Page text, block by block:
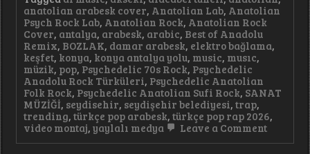
anatolian arabesk cover, Anatolian Lab, Anatolian
Psych Rock Lab, Anatolian Rock, Anatolian Rock
Cover, antalya, arabesk, arabic, Best of Anadolu
Remix, BOZLAK, damar arabesk, elektro bağlama,
keşfet, konya, konya antalya yolu, music, musıc,
müzik, pop, Psychedelic 70s Rock, Psychedelic
Anadolu Rock Türküleri, Psychedelic Anatolian
Folk Rock, Psychedelic Anatolian Sufi Rock, SANAT
MÜZİĞİ, seydisehir, seydişehir belediyesi, trap,
trending, türkçe pop arabesk, türkçe pop rap 2026,
video montaj, yaylalı medya Leave a Commenton